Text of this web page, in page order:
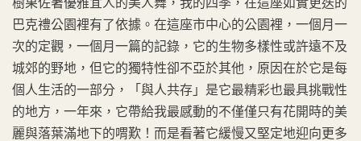
樹果佐著優雅宜人的美人舞，我的四季，在這座如實更迭的
巴克禮公園裡有了依據。在這座市中心的公園裡，一個月一
次的定觀，一個月一篇的記錄，它的生物多樣性或許遠不及
城郊的野地，但它的獨特性卻不亞於其他，原因在於它是每
個人生活的一部分，「與人共存」是它最精彩也最具挑戰性
的地方，一年來，它帶給我最感動的不僅僅只有花開時的美
麗與落葉滿地下的喟歎！而是看著它緩慢又堅定地迎向更多